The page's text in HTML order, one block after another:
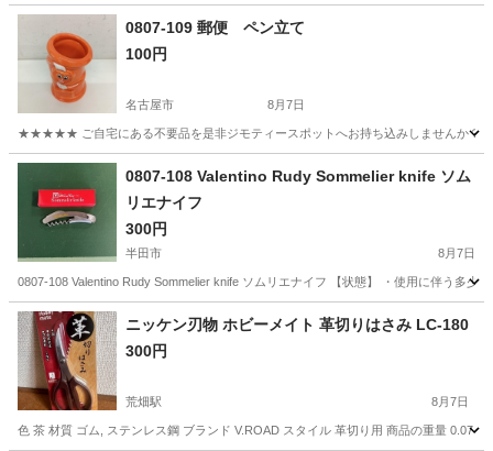
愛知 名古屋市 現地
0807-109 郵便 ペン立て
100円
名古屋市 8月7日
★★★★★ ご自宅にある不要品を是非ジモティースポットへお持ち込みしませんか？
愛知 名古屋市 0807-108 Valentino Rudy Sommelier knife ソム
リエナイフ
300円
半田市 8月7日
0807-108 Valentino Rudy Sommelier knife ソムリエナイフ 【状態】 ・使用に伴う多
愛知 半田市 食器
ニッケン刃物 ホビーメイト 革切りはさみ LC-180
300円
荒畑駅 8月7日
色 茶 材質 ゴム, ステンレス鋼 ブランド V.ROAD スタイル 革切り用 商品の重量 0.07